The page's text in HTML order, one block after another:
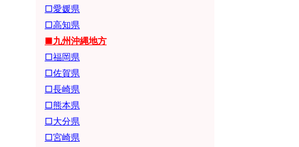
□愛媛県
□高知県
■九州沖縄地方
□福岡県
□佐賀県
□長崎県
□熊本県
□大分県
□宮崎県